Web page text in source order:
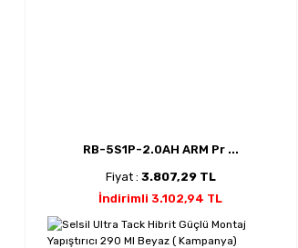
RB-5S1P-2.0AH ARM Pr ...
Fiyat : 3.807,29 TL
İndirimli 3.102,94 TL